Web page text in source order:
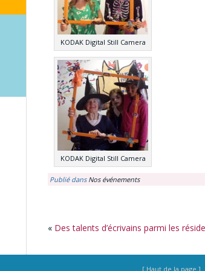
KODAK Digital Still Camera
KODAK Digital Still Camera
Publié dans Nos événements
« Des talents d’écrivains parmi les
[ Haut de la page ]